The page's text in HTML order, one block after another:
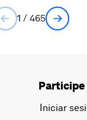
1 / 465
Participe
Iniciar